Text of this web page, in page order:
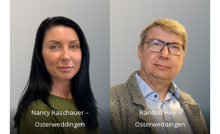
Nancy Raschauer –
Osterweddingen
Randolf Hey –
Osterweddingen